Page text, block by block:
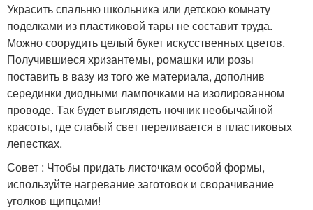
Украсить спальню школьника или детскою комнату
поделками из пластиковой тары не составит труда.
Можно соорудить целый букет искусственных цветов.
Получившиеся хризантемы, ромашки или розы
поставить в вазу из того же материала, дополнив
серединки диодными лампочками на изолированном
проводе. Так будет выглядеть ночник необычайной
красоты, где слабый свет переливается в пластиковых
лепестках.
Совет : Чтобы придать листочкам особой формы,
используйте нагревание заготовок и сворачивание
уголков щипцами!